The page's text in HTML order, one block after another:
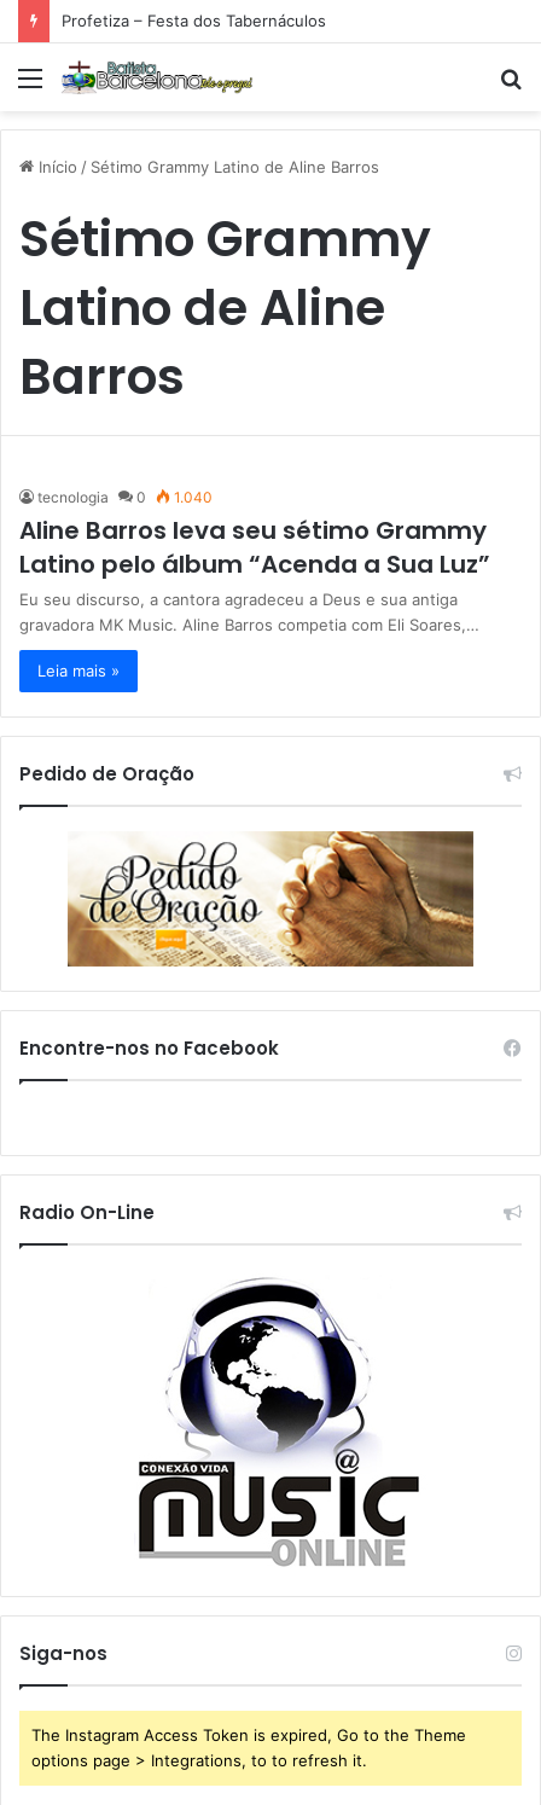
Profetiza – Festa dos Tabernáculos
Menu
Início / Sétimo Grammy Latino de Aline Barros
Sétimo Grammy
Latino de Aline
Barros
tecnologia 0 1.040
Aline Barros leva seu sétimo Grammy
Latino pelo álbum “Acenda a Sua Luz”
Eu seu discurso, a cantora agradeceu a Deus e sua antiga
gravadora MK Music. Aline Barros competia com Eli Soares,…
Leia mais »
Pedido de Oração
Encontre-nos no Facebook
Radio On-Line
Siga-nos
The Instagram Access Token is expired, Go to the Theme
options page > Integrations, to to refresh it.